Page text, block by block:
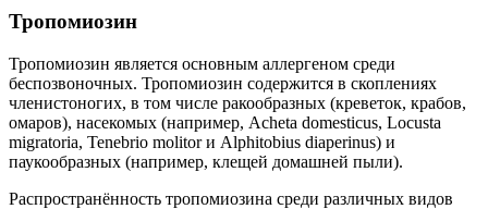
Тропомиозин
Тропомиозин является основным аллергеном среди
беспозвоночных. Тропомиозин содержится в скоплениях
членистоногих, в том числе ракообразных (креветок, крабов,
омаров), насекомых (например, Acheta domesticus, Locusta
migratoria, Tenebrio molitorи Alphitobius diaperinus) и
паукообразных (например, клещей домашней пыли).
Распространённость тропомиозина среди различных видов